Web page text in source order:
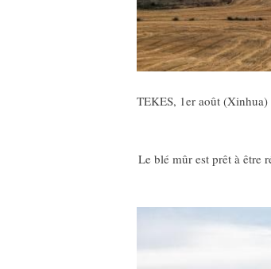
TEKES, 1er août
Le blé mûr est prêt à être